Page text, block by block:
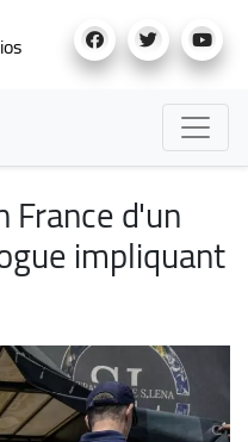
d'un
impliquant